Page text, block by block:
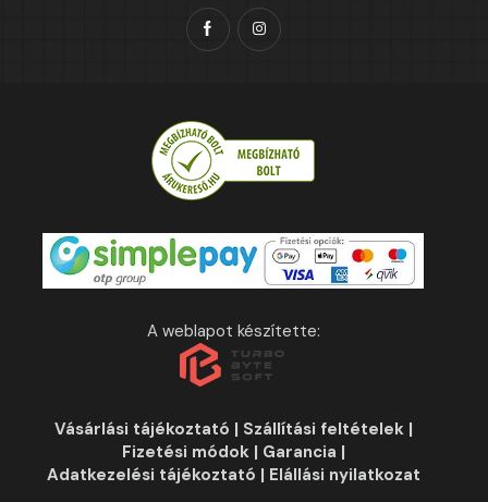
A weblapot készítette:
Vásárlási tájékoztató | Szállítási feltételek|
Fizetési módok| Garancia |
Adatkezelési tájékoztató | Elállási nyilatkozat